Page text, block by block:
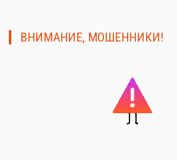
ВНИМАНИЕ, МОШЕННИКИ!